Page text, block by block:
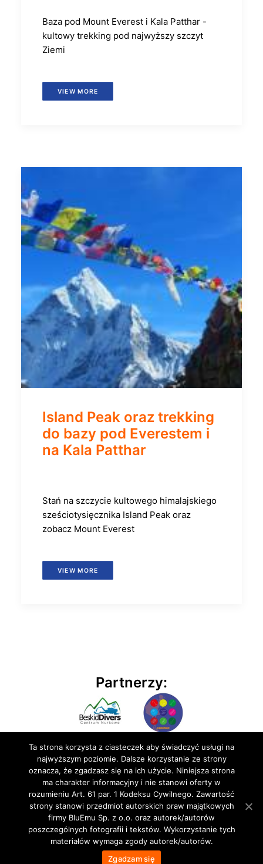
Baza pod Mount Everest i Kala Patthar -
kultowy trekking pod najwyższy szczyt
Ziemi
VIEW MORE
Island Peak oraz trekking
do bazy pod Everestem i
na Kala Patthar
Stań na szczycie kultowego himalajskiego
sześciotysięcznika Island Peak oraz
zobacz Mount Everest
VIEW MORE
Partnerzy:
© 2020 BluEmu sp. z o.o. Wszelkie prawa zastrzeżone
Ta strona korzysta z ciasteczek aby świadczyć usługi na
najwyższym poziomie. Dalsze korzystanie ze strony
oznacza, że zgadzasz się na ich użycie. Niniejsza strona
ma charakter informacyjny i nie stanowi oferty w
rozumieniu Art. 61 par. 1 Kodeksu Cywilnego. Zawartość
strony stanowi przedmiot autorskich praw majątkowych
firmy BluEmu Sp. z o.o. oraz autorek/autorów
poszczególnych fotografii i tekstów. Wykorzystanie tych
materiałów wymaga zgody autorek/autorów.
Zgadzam się